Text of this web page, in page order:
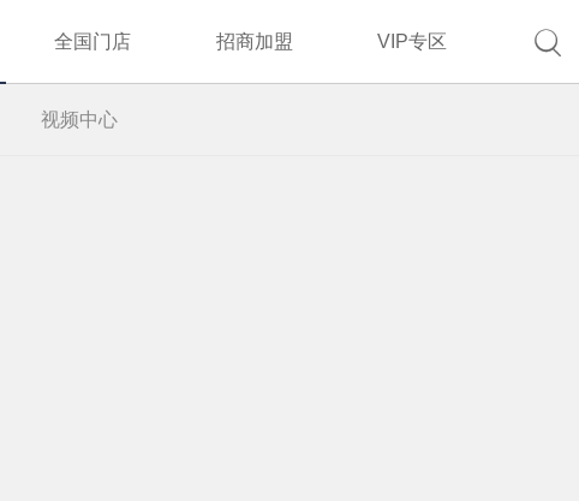
全国门店 招商加盟 VIP专区 
视频中心